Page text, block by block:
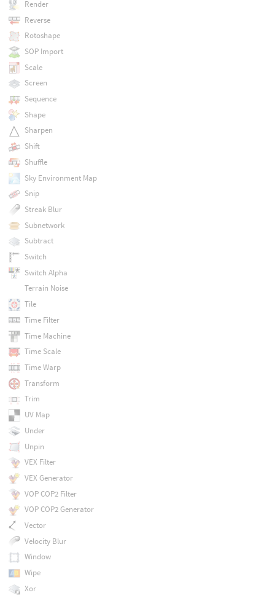
Render
Reverse
Rotoshape
SOP Import
Scale
Screen
Sequence
Shape
Sharpen
Shift
Shuffle
Sky Environment Map
Snip
Streak Blur
Subnetwork
Subtract
Switch
Switch Alpha
Terrain Noise
Tile
Time Filter
Time Machine
Time Scale
Time Warp
Transform
Trim
UV Map
Under
Unpin
VEX Filter
VEX Generator
VOP COP2 Filter
VOP COP2 Generator
Vector
Velocity Blur
Window
Wipe
Xor